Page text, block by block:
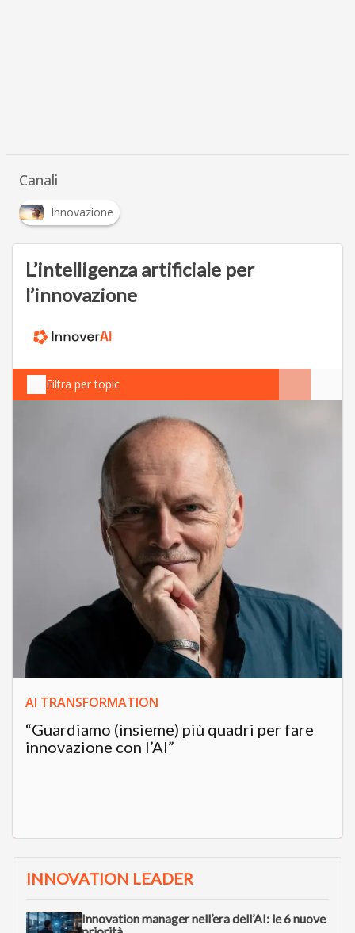
Canali
Innovazione
L’intelligenza artificiale per
l’innovazione
Filtra per topic
AI TRANSFORMATION
“Guardiamo (insieme) più quadri per fare
innovazione con l’AI”
INNOVATION LEADER
Innovation manager nell’era dell’AI: le 6 nuove